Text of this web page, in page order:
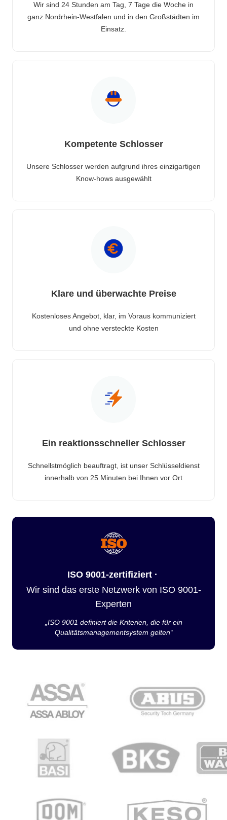
Wir sind 24 Stunden am Tag, 7 Tage die Woche in
ganz Nordrhein-Westfalen und in den Großstädten im
Einsatz.
Kompetente Schlosser
Unsere Schlosser werden aufgrund ihres einzigartigen
Know-hows ausgewählt
Klare und überwachte Preise
Kostenloses Angebot, klar, im Voraus kommuniziert
und ohne versteckte Kosten
Ein reaktionsschneller Schlosser
Schnellstmöglich beauftragt, ist unser Schlüsseldienst
innerhalb von 25 Minuten bei Ihnen vor Ort
ISO 9001-zertifiziert ·
Wir sind das erste Netzwerk von ISO 9001-
Experten
„ISO 9001 definiert die Kriterien, die für ein
Qualitätsmanagementsystem gelten“